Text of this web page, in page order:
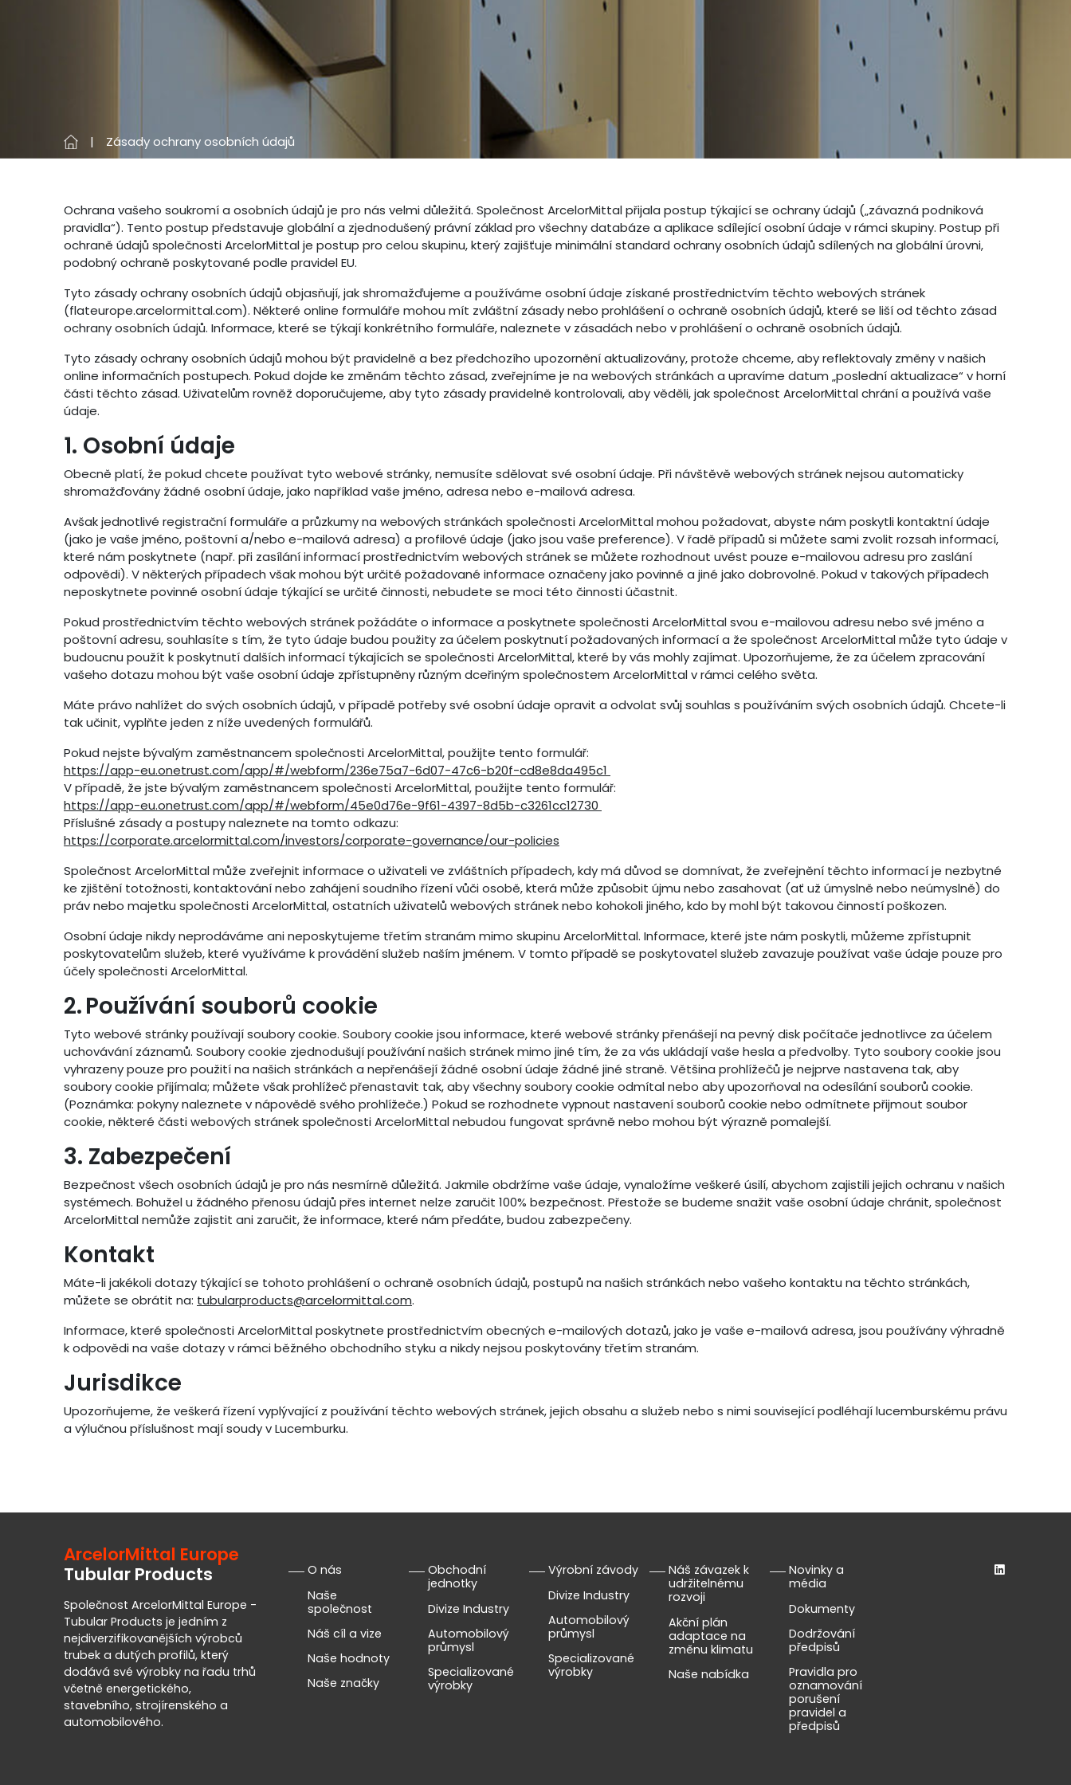
Zásady ochrany osobních údajů
Ochrana vašeho soukromí a osobních údajů je pro nás velmi důležitá. Společnost ArcelorMittal přijala postup týkající se ochrany údajů („závazná podniková
pravidla“). Tento postup představuje globální a zjednodušený právní základ pro všechny databáze a aplikace sdílející osobní údaje v rámci skupiny. Postup při
ochraně údajů společnosti ArcelorMittal je postup pro celou skupinu, který zajišťuje minimální standard ochrany osobních údajů sdílených na globální úrovni,
podobný ochraně poskytované podle pravidel EU.
Tyto zásady ochrany osobních údajů objasňují, jak shromažďujeme a používáme osobní údaje získané prostřednictvím těchto webových stránek
(flateurope.arcelormittal.com). Některé online formuláře mohou mít zvláštní zásady nebo prohlášení o ochraně osobních údajů, které se liší od těchto zásad
ochrany osobních údajů. Informace, které se týkají konkrétního formuláře, naleznete v zásadách nebo v prohlášení o ochraně osobních údajů.
Tyto zásady ochrany osobních údajů mohou být pravidelně a bez předchozího upozornění aktualizovány, protože chceme, aby reflektovaly změny v našich
online informačních postupech. Pokud dojde ke změnám těchto zásad, zveřejníme je na webových stránkách a upravíme datum „poslední aktualizace“ v horní
části těchto zásad. Uživatelům rovněž doporučujeme, aby tyto zásady pravidelně kontrolovali, aby věděli, jak společnost ArcelorMittal chrání a používá vaše
údaje.
1. Osobní údaje
Obecně platí, že pokud chcete používat tyto webové stránky, nemusíte sdělovat své osobní údaje. Při návštěvě webových stránek nejsou automaticky
shromažďovány žádné osobní údaje, jako například vaše jméno, adresa nebo e-mailová adresa.
Avšak jednotlivé registrační formuláře a průzkumy na webových stránkách společnosti ArcelorMittal mohou požadovat, abyste nám poskytli kontaktní údaje
(jako je vaše jméno, poštovní a/nebo e-mailová adresa) a profilové údaje (jako jsou vaše preference). V řadě případů si můžete sami zvolit rozsah informací,
které nám poskytnete (např. při zasílání informací prostřednictvím webových stránek se můžete rozhodnout uvést pouze e-mailovou adresu pro zaslání
odpovědi). V některých případech však mohou být určité požadované informace označeny jako povinné a jiné jako dobrovolné. Pokud v takových případech
neposkytnete povinné osobní údaje týkající se určité činnosti, nebudete se moci této činnosti účastnit.
Pokud prostřednictvím těchto webových stránek požádáte o informace a poskytnete společnosti ArcelorMittal svou e-mailovou adresu nebo své jméno a
poštovní adresu, souhlasíte s tím, že tyto údaje budou použity za účelem poskytnutí požadovaných informací a že společnost ArcelorMittal může tyto údaje v
budoucnu použít k poskytnutí dalších informací týkajících se společnosti ArcelorMittal, které by vás mohly zajímat. Upozorňujeme, že za účelem zpracování
vašeho dotazu mohou být vaše osobní údaje zpřístupněny různým dceřiným společnostem ArcelorMittal v rámci celého světa.
Máte právo nahlížet do svých osobních údajů, v případě potřeby své osobní údaje opravit a odvolat svůj souhlas s používáním svých osobních údajů. Chcete-li
tak učinit, vyplňte jeden z níže uvedených formulářů.
Pokud nejste bývalým zaměstnancem společnosti ArcelorMittal, použijte tento formulář:
https://app-eu.onetrust.com/app/#/webform/236e75a7-6d07-47c6-b20f-cd8e8da495c1
V případě, že jste bývalým zaměstnancem společnosti ArcelorMittal, použijte tento formulář:
https://app-eu.onetrust.com/app/#/webform/45e0d76e-9f61-4397-8d5b-c3261cc12730
Příslušné zásady a postupy naleznete na tomto odkazu:
https://corporate.arcelormittal.com/investors/corporate-governance/our-policies
Společnost ArcelorMittal může zveřejnit informace o uživateli ve zvláštních případech, kdy má důvod se domnívat, že zveřejnění těchto informací je nezbytné
ke zjištění totožnosti, kontaktování nebo zahájení soudního řízení vůči osobě, která může způsobit újmu nebo zasahovat (ať už úmyslně nebo neúmyslně) do
práv nebo majetku společnosti ArcelorMittal, ostatních uživatelů webových stránek nebo kohokoli jiného, kdo by mohl být takovou činností poškozen.
Osobní údaje nikdy neprodáváme ani neposkytujeme třetím stranám mimo skupinu ArcelorMittal. Informace, které jste nám poskytli, můžeme zpřístupnit
poskytovatelům služeb, které využíváme k provádění služeb naším jménem. V tomto případě se poskytovatel služeb zavazuje používat vaše údaje pouze pro
účely společnosti ArcelorMittal.
2. Používání souborů cookie
Tyto webové stránky používají soubory cookie. Soubory cookie jsou informace, které webové stránky přenášejí na pevný disk počítače jednotlivce za účelem
uchovávání záznamů. Soubory cookie zjednodušují používání našich stránek mimo jiné tím, že za vás ukládají vaše hesla a předvolby. Tyto soubory cookie jsou
vyhrazeny pouze pro použití na našich stránkách a nepřenášejí žádné osobní údaje žádné jiné straně. Většina prohlížečů je nejprve nastavena tak, aby
soubory cookie přijímala; můžete však prohlížeč přenastavit tak, aby všechny soubory cookie odmítal nebo aby upozorňoval na odesílání souborů cookie.
(Poznámka: pokyny naleznete v nápovědě svého prohlížeče.) Pokud se rozhodnete vypnout nastavení souborů cookie nebo odmítnete přijmout soubor
cookie, některé části webových stránek společnosti ArcelorMittal nebudou fungovat správně nebo mohou být výrazně pomalejší.
3. Zabezpečení
Bezpečnost všech osobních údajů je pro nás nesmírně důležitá. Jakmile obdržíme vaše údaje, vynaložíme veškeré úsilí, abychom zajistili jejich ochranu v našich
systémech. Bohužel u žádného přenosu údajů přes internet nelze zaručit 100% bezpečnost. Přestože se budeme snažit vaše osobní údaje chránit, společnost
ArcelorMittal nemůže zajistit ani zaručit, že informace, které nám předáte, budou zabezpečeny.
Kontakt
Máte-li jakékoli dotazy týkající se tohoto prohlášení o ochraně osobních údajů, postupů na našich stránkách nebo vašeho kontaktu na těchto stránkách,
můžete se obrátit na: tubularproducts@arcelormittal.com.
Informace, které společnosti ArcelorMittal poskytnete prostřednictvím obecných e-mailových dotazů, jako je vaše e-mailová adresa, jsou používány výhradně
k odpovědi na vaše dotazy v rámci běžného obchodního styku a nikdy nejsou poskytovány třetím stranám.
Jurisdikce
Upozorňujeme, že veškerá řízení vyplývající z používání těchto webových stránek, jejich obsahu a služeb nebo s nimi související podléhají lucemburskému právu
a výlučnou příslušnost mají soudy v Lucemburku.
ArcelorMittal Europe
Tubular Products
Společnost ArcelorMittal Europe -
Tubular Products je jedním z
nejdiverzifikovanějších výrobců
trubek a dutých profilů, který
dodává své výrobky na řadu trhů
včetně energetického,
stavebního, strojírenského a
automobilového.
O nás
Naše
společnost
Náš cíl a vize
Naše hodnoty
Naše značky
Obchodní
jednotky
Divize Industry
Automobilový
průmysl
Specializované
výrobky
Výrobní závody
Divize Industry
Automobilový
průmysl
Specializované
výrobky
Náš závazek k
udržitelnému
rozvoji
Akční plán
adaptace na
změnu klimatu
Naše nabídka
Novinky a
média
Dokumenty
Dodržování
předpisů
Pravidla pro
oznamování
porušení
pravidel a
předpisů